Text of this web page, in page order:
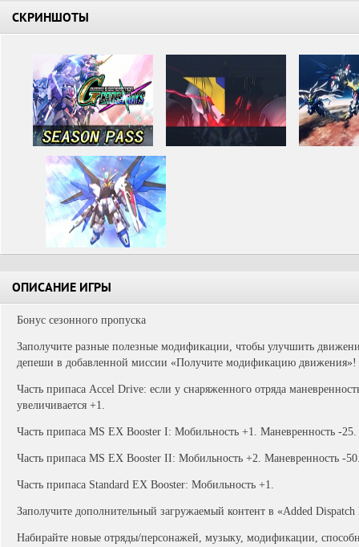
СКРИНШОТЫ
ОПИСАНИЕ ИГРЫ
Бонус сезонного пропуска
Заполучите разные полезные модификации, чтобы улучшить
депеши в добавленной миссии «Получите модификацию движения»!
Часть припаса Accel Drive: если у снаряженного отряда
увеличивается +1.
Часть припаса MS EX Booster I: Мобильность +1. Маневренность -25.
Часть припаса MS EX Booster II: Мобильность +2. Маневренность -
Часть припаса Standard EX Booster: Мобильность +1.
Заполучите дополнительный загружаемый контент в «Added
Набирайте новые отряды/персонажей, музыку, модификации,